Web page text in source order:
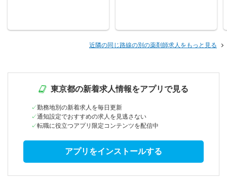
近隣の同じ路線の別の薬剤師求人をもっと見る
東京都の新着求人情報をアプリで見る
勤務地別の新着求人を毎日更新
通知設定でおすすめの求人を見逃さない
転職に役立つアプリ限定コンテンツを配信中
アプリをインストールする